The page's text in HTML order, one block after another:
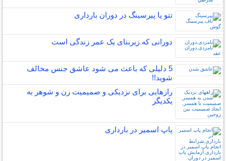
تتو یا پیرسینگ در دوران بارداری
دورانی که زیربنای یک عمر زندگی‌ است
5 دلیلی که باعث می شود عاشق جنس مخالف
شوید!!
رازهایی برای نزدیکی و صمیمیت زن و شوهر به
یکدیگر
پاپ اسمیر در بارداری